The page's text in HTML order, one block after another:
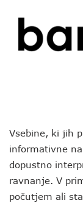
Vsebine, ki jih
informativne
dopustno
ravnanje. V
počutjem ali